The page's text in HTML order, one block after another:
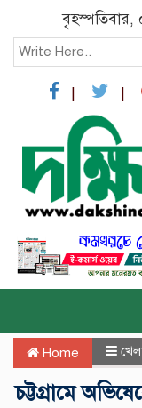
Home
চট্টগ্রামে